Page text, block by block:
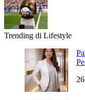
Trending di Lifestyle